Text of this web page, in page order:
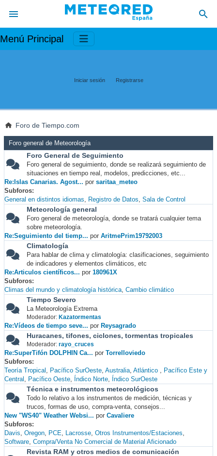
Menú Principal
Iniciar sesión Registrarse
Foro de Tiempo.com
Foro general de Meteorología
Foro General de Seguimiento
Foro general de seguimiento, donde se realizará seguimiento de
situaciones en tiempo real, modelos, predicciones, etc...
Re:Islas Canarias. Agost... por saritaa_meteo
Subforos
General en distintos idiomas
Registro de Datos Sala de Control
Meteorología general
Foro general de meteorología, donde se tratará cualquier tema
sobre meteorología.
Re:Seguimiento del tiemp... por AritmePrim19792003
Climatología
Para hablar de clima y climatología: clasificaciones, seguimiento
de indicadores y elementos climáticos, etc
Re:Articulos científicos... por 180961X
Subforos
Climas del mundo y climatología histórica Cambio climático
Tiempo Severo
La Meteorología Extrema
Moderador: Kazatormentas
Re:Vídeos de tiempo seve... por Reysagrado
Huracanes, tifones, ciclones, tormentas tropicales
Moderador: rayo_cruces
Re:SuperTifón DOLPHIN Ca... por Torrelloviedo
Subforos
Teoría Tropical
Pacífico SurOeste Australia Atlántico
Pacífico Este y
Central
Pacífico Oeste Índico Norte Índico SurOeste
Técnica e instrumentos meteorológicos
Todo lo relativo a los instrumentos de medición, técnicas y
trucos, formas de uso, compra-venta, consejos...
New "WS40" Weather Websi... por Cavaliere
Subforos
Davis Oregon PCE Lacrosse Otros Instrumentos/Estaciones
Software Compra/Venta No Comercial de Material Aficionado
Revista RAM y otros medios de comunicación